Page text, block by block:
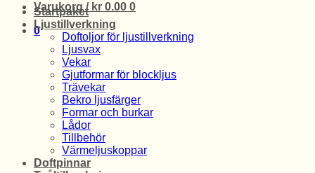
Varukorg / kr 0.00 0
0
Startpaket
Ljustillverkning
Doftoljor för ljustillverkning
Ljusvax
Vekar
Gjutformar för blockljus
Trävekar
Bekro ljusfärger
Formar och burkar
Lådor
Tillbehör
Värmeljuskoppar
Doftpinnar